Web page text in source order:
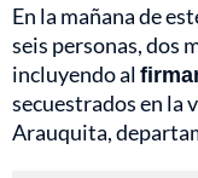
En la mañana de
seis personas, dos
incluyendo al
secuestrados en la
Arauquita,